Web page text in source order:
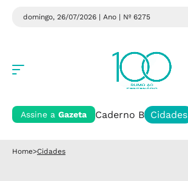
domingo, 26/07/2026 | Ano | Nº 6275
Assine a Gazeta Caderno B Cidades
Home>Cidades